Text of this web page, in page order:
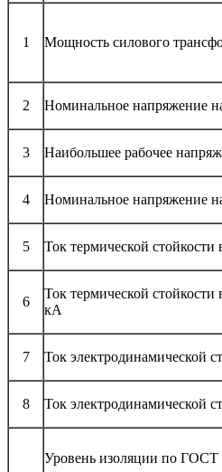
1 Мощность силового
2 Номинальное напряжение
3 Наибольшее рабочее
4 Номинальное напряжение
5 Ток термической
6
Ток термической
кА
7 Ток электродинамической
8 Ток электродинамической
Уровень изоляции по ГОСТ